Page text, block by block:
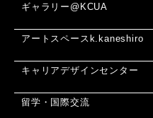
ギャラリー@KCUA
アートスペースk.kaneshiro
キャリアデザインセンター
留学・国際交流